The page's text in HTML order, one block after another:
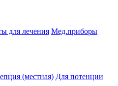
для лечения Мед.приборы
(местная) Для потенции